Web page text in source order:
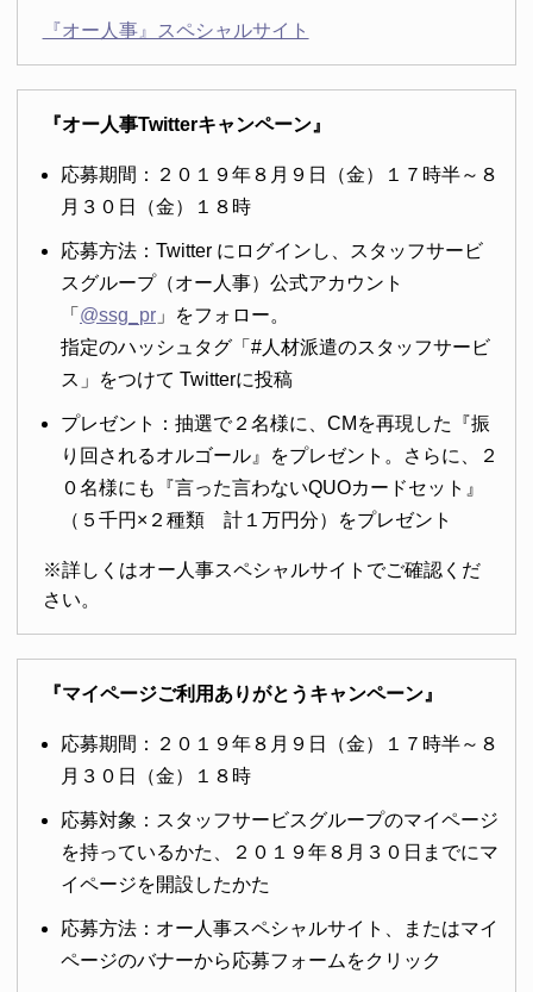
『オー人事』スペシャルサイト
『オー人事Twitterキャンペーン』
応募期間：２０１９年８月９日（金）１７時半～８
月３０日（金）１８時
応募方法：Twitter にログインし、スタッフサービ
スグループ（オー人事）公式アカウント
「 @ssg_pr 」をフォロー。
指定のハッシュタグ「#人材派遣のスタッフサービ
ス」をつけて Twitterに投稿
プレゼント：抽選で２名様に、CMを再現した『振
り回されるオルゴール』をプレゼント。さらに、２
０名様にも『言った言わないQUOカードセット』
（５千円×２種類 計１万円分）をプレゼント
※詳しくはオー人事スペシャルサイトでご確認くだ
さい。
『マイページご利用ありがとうキャンペーン』
応募期間：２０１９年８月９日（金）１７時半～８
月３０日（金）１８時
応募対象：スタッフサービスグループのマイページ
を持っているかた、２０１９年８月３０日までにマ
イページを開設したかた
応募方法：オー人事スペシャルサイト、またはマイ
ページのバナーから応募フォームをクリック